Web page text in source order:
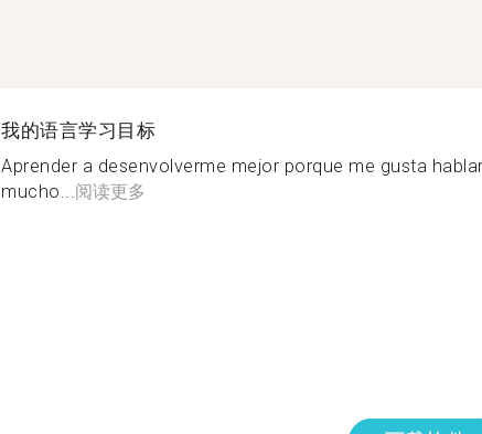
我的语言学习目标
Aprender a desenvolverme mejor porque me gusta hablar
mucho... 阅读更多